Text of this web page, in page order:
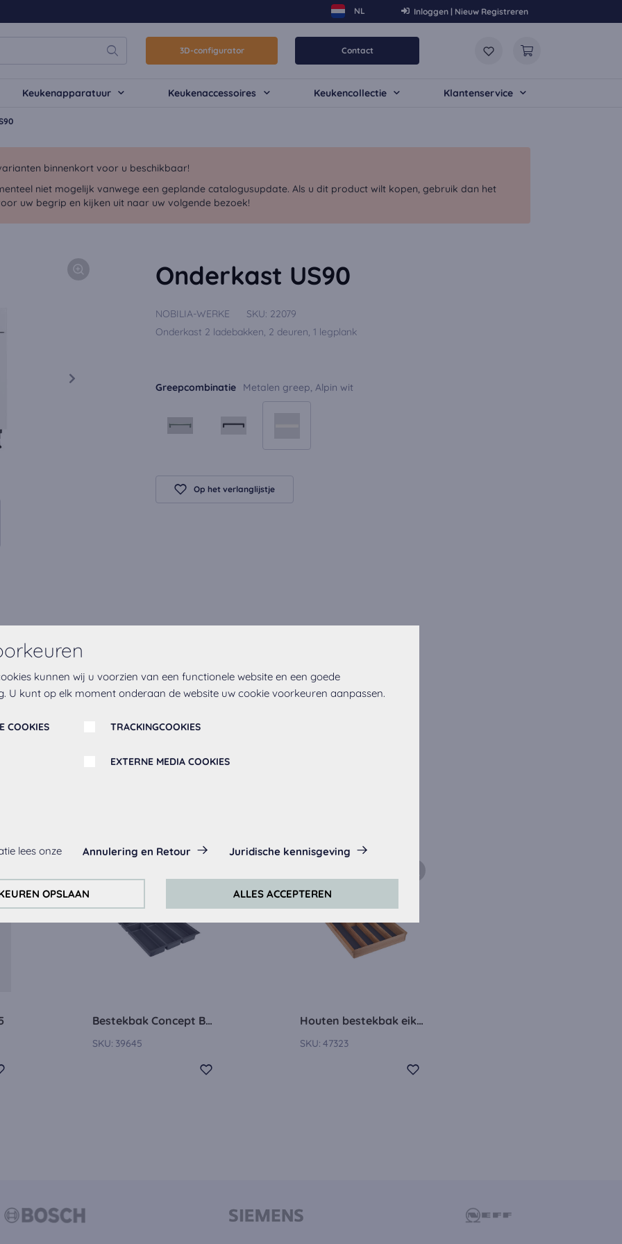
kunnen wij u voorzien van een functionele website en een goede
U kunt op elk moment onderaan de website uw cookie voorkeuren aanpassen.
COOKIES TRACKINGCOOKIES
EXTERNE MEDIA COOKIES
te verbeteren, analyseren wij het gedrag van de bezoekers. Daarvoor
van Google Analytics (deels via de Google Tag Manager).
om de video's af te spelen. Zodra cookies van externe media zijn geaccepteerd,
lees onze Annulering en Retour Juridische kennisgeving
OPSLAAN ALLES ACCEPTEREN
Inloggen | Nieuw Registreren
3D-configurator Contact
Keukenapparatuur Keukenaccessoires Keukencollectie Klantenservice
binnenkort voor u beschikbaar!
niet mogelijk vanwege een geplande catalogusupdate. Als u dit product wilt kopen, gebruik dan het
uw begrip en kijken uit naar uw volgende bezoek!
Onderkast US90
NOBILIA-WERKE SKU: 22079
Onderkast 2 ladebakken, 2 deuren, 1 legplank
Greepcombinatie Metalen greep, Alpin wit
Op het verlanglijstje
Bestekbak Concept BE45C
SKU: 39645
Houten bestekbak eiken BE45E
SKU: 47323